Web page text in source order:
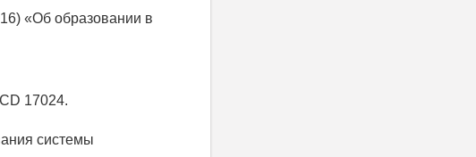
«Об образовании в
17024.
системы